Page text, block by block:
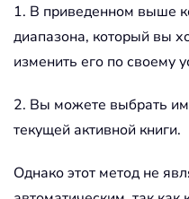
1. В приведенном выше
диапазона, который вы
изменить его по своему
2. Вы можете выбрать
текущей активной книги.
Однако этот метод не